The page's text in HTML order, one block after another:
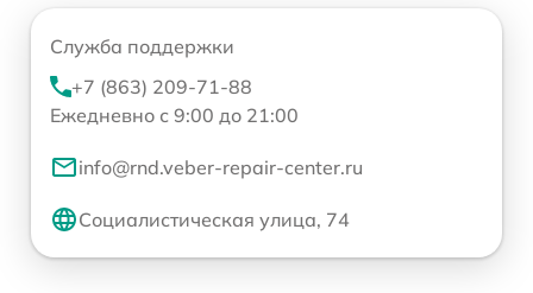
Служба поддержки
+7 (863) 209-71-88
Ежедневно с 9:00 до 21:00
info@rnd.veber-repair-center.ru
Социалистическая улица, 74